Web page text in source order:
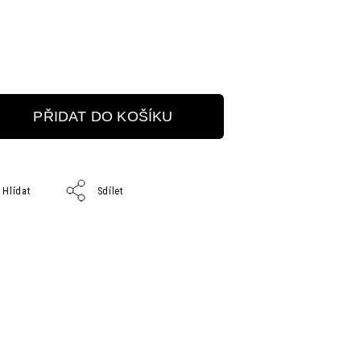
PŘIDAT DO KOŠÍKU
Hlídat Sdílet